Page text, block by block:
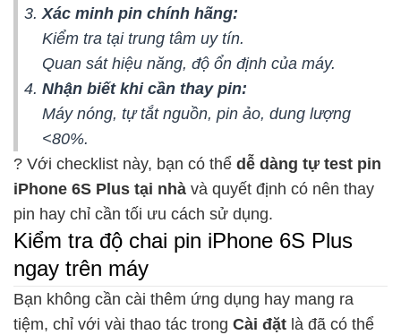
Xác minh pin chính hãng:
Kiểm tra tại trung tâm uy tín.
Quan sát hiệu năng, độ ổn định của máy.
Nhận biết khi cần thay pin:
Máy nóng, tự tắt nguồn, pin ảo, dung lượng
<80%.
? Với checklist này, bạn có thể dễ dàng tự test pin
iPhone 6S Plus tại nhà và quyết định có nên thay
pin hay chỉ cần tối ưu cách sử dụng.
Kiểm tra độ chai pin iPhone 6S Plus
ngay trên máy
Bạn không cần cài thêm ứng dụng hay mang ra
tiệm, chỉ với vài thao tác trong Cài đặt là đã có thể